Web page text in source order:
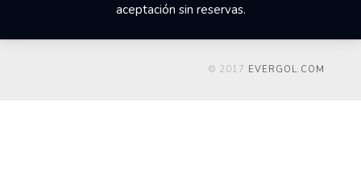
aceptación sin reservas.
© 2017 EVERGOL.COM